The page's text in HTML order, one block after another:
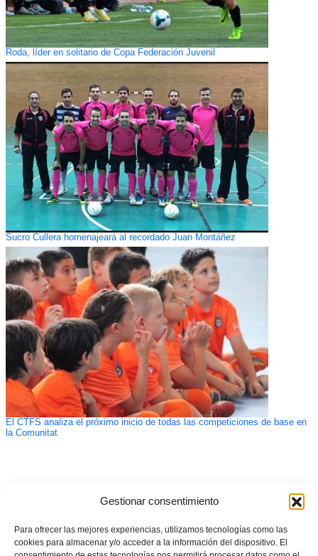
Gestionar consentimiento
Para ofrecer las mejores experiencias, utilizamos tecnologías como las
cookies para almacenar y/o acceder a la información del dispositivo. El
Roda, líder en solitario de Copa Federación Juvenil
Sucro Cullera homenajeará al recordado Juan Montáñez
El CTFS analiza el próximo inicio de todas las competiciones de base en
la Comunitat